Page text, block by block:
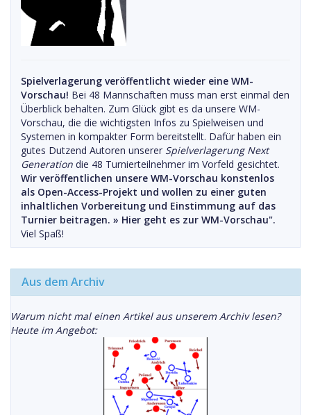
Spielverlagerung veröffentlicht wieder eine WM-
Vorschau! Bei 48 Mannschaften muss man erst einmal den
Überblick behalten. Zum Glück gibt es da unsere WM-
Vorschau, die die wichtigsten Infos zu Spielweisen und
Systemen in kompakter Form bereitstellt. Dafür haben ein
gutes Dutzend Autoren unserer Spielverlagerung Next
Generation die 48 Turnierteilnehmer im Vorfeld gesichtet.
Wir veröffentlichen unsere WM-Vorschau konstenlos
als Open-Access-Projekt und wollen zu einer guten
inhaltlichen Vorbereitung und Einstimmung auf das
Turnier beitragen. » Hier geht es zur WM-Vorschau".
Viel Spaß!
Aus dem Archiv
Warum nicht mal einen Artikel aus unserem Archiv lesen?
Heute im Angebot: